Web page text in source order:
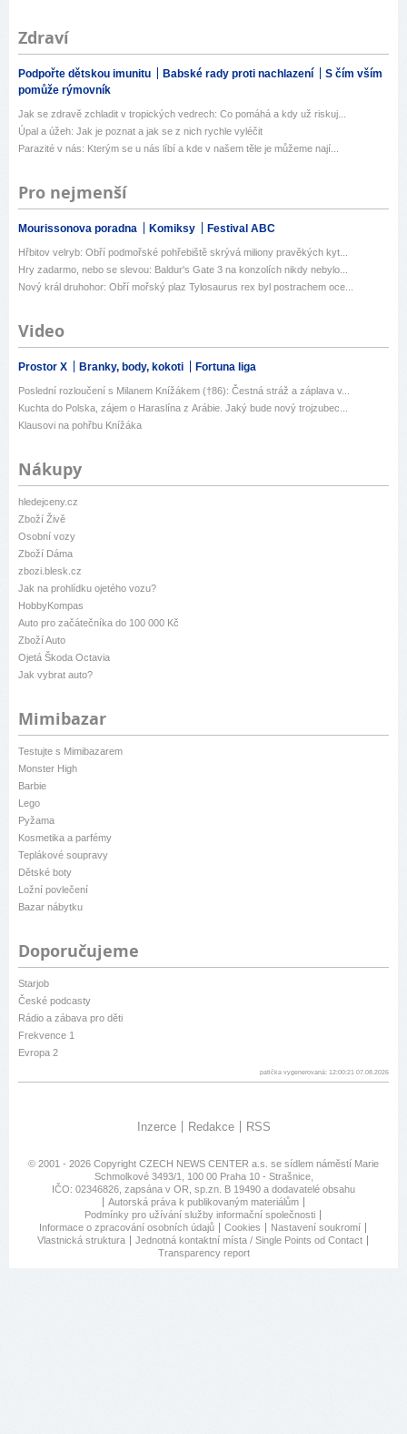
Zdraví
Podpořte dětskou imunitu Babské rady proti nachlazení
S čím vším
pomůže rýmovník
Jak se zdravě zchladit v tropických vedrech: Co pomáhá a kdy už riskuj...
Úpal a úžeh: Jak je poznat a jak se z nich rychle vyléčit
Parazité v nás: Kterým se u nás líbí a kde v našem těle je můžeme nají...
Pro nejmenší
Mourissonova poradna Komiksy Festival ABC
Hřbitov velryb: Obří podmořské pohřebiště skrývá miliony pravěkých kyt...
Hry zadarmo, nebo se slevou: Baldur's Gate 3 na konzolích nikdy nebylo...
Nový král druhohor: Obří mořský plaz Tylosaurus rex byl postrachem oce...
Video
Prostor X Branky, body, kokoti Fortuna liga
Poslední rozloučení s Milanem Knížákem (†86): Čestná stráž a záplava v...
Kuchta do Polska, zájem o Haraslína z Arábie. Jaký bude nový trojzubec...
Klausovi na pohřbu Knížáka
Nákupy
hledejceny.cz
Zboží Živě
Osobní vozy
Zboží Dáma
zbozi.blesk.cz
Jak na prohlídku ojetého vozu?
HobbyKompas
Auto pro začátečníka do 100 000 Kč
Zboží Auto
Ojetá Škoda Octavia
Jak vybrat auto?
Mimibazar
Testujte s Mimibazarem
Monster High
Barbie
Lego
Pyžama
Kosmetika a parfémy
Teplákové soupravy
Dětské boty
Ložní povlečení
Bazar nábytku
Doporučujeme
Starjob
České podcasty
Rádio a zábava pro děti
Frekvence 1
Evropa 2
patička vygenerovaná: 12:00:21 07.08.2026
Inzerce Redakce RSS
© 2001 - 2026 Copyright CZECH NEWS CENTER a.s. se sídlem náměstí Marie
Schmolkové 3493/1, 100 00 Praha 10 - Strašnice,
IČO: 02346826, zapsána v OR, sp.zn. B 19490 a dodavatelé obsahu
Autorská práva k publikovaným materiálům
Podmínky pro užívání služby informační společnosti
Informace o zpracování osobních údajů
Cookies
Nastavení soukromí
Vlastnická struktura
Jednotná kontaktní místa / Single Points od Contact
Transparency report